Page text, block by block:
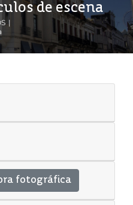
de escena
fotográfica